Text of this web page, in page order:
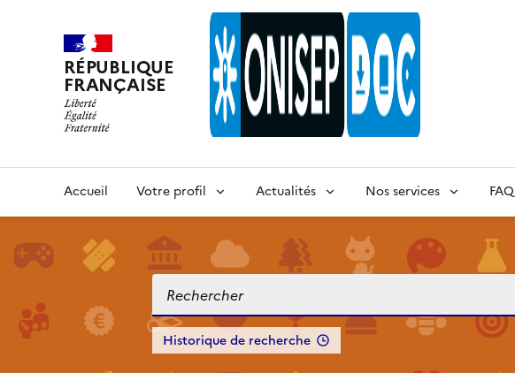
RÉPUBLIQUE
FRANÇAISE
Accueil Votre profil Actualités Nos services FAQ
Historique de recherche